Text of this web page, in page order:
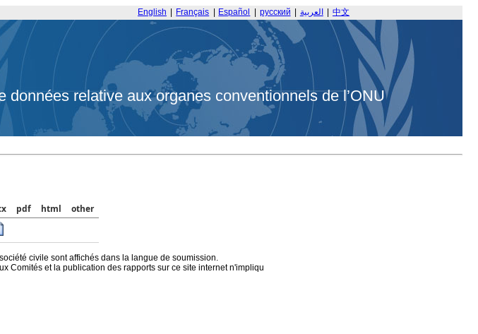
English Français Español русский العربية 中文
données relative aux organes conventionnels de l’ONU
pdf html
other
civile sont affichés dans la langue de soumission.
Comités et la publication des rapports sur ce site internet n'impliqu